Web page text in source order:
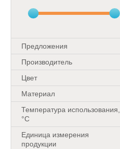
Предложения
Производитель
Цвет
Материал
Температура использования,
°C
Единица измерения
продукции